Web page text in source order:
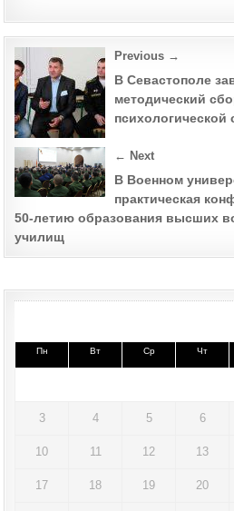
Post
navigation
Previous →
В Севастополе
методический
← Next
В Военном
практическая
50-летию образования высших
училищ
Пн Вт Ср Чт
3 4 5 6
10 11 12 13
17 18 19 20